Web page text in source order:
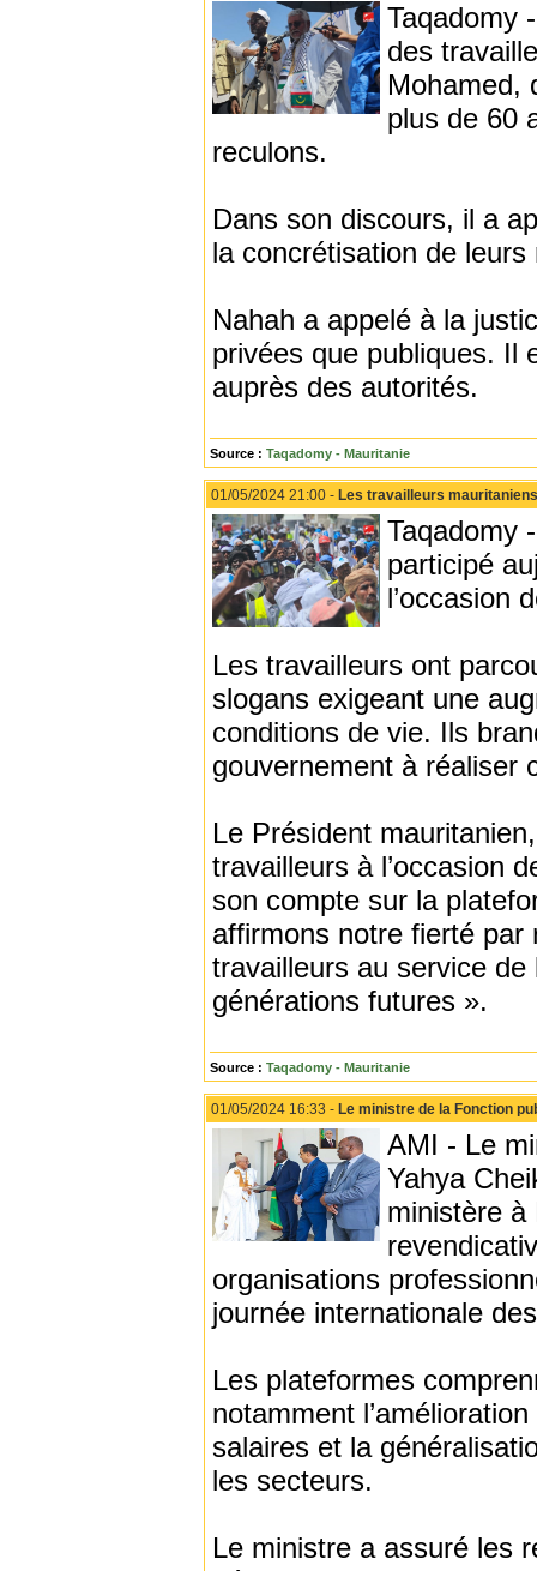
Taqadomy
des
Mohamed,
plus de 60
reculons.
Dans son discours, il a
la concrétisation de
Nahah a appelé à la
privées que publiques. Il
auprès des autorités.
Source : Taqadomy - Mauritanie
01/05/2024 21:00 - Les travailleurs
Taqadomy
participé
l’occasion
Les travailleurs ont
slogans exigeant une
conditions de vie. Ils
gouvernement à réaliser
Le Président
travailleurs à l’occasion
son compte sur la
affirmons notre fierté
travailleurs au service de
générations futures ».
Source : Taqadomy - Mauritanie
01/05/2024 16:33 - Le ministre de la Fonction
AMI - Le
Yahya
ministère à
organisations
journée internationale
Les plateformes
notamment
salaires et la
les secteurs.
Le ministre a assuré les